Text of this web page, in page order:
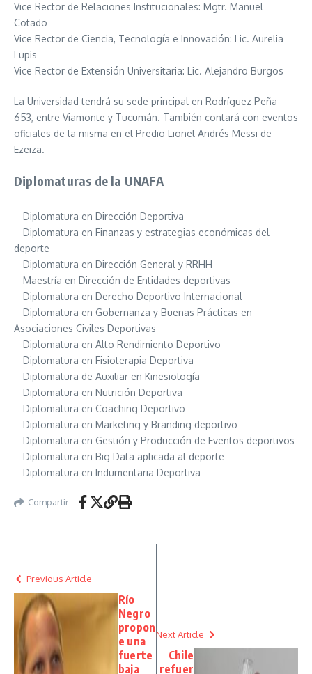
Vice Rector de Relaciones Institucionales: Mgtr. Manuel
Cotado
Vice Rector de Ciencia, Tecnología e Innovación: Lic. Aurelia
Lupis
Vice Rector de Extensión Universitaria: Lic. Alejandro Burgos
La Universidad tendrá su sede principal en Rodríguez Peña
653, entre Viamonte y Tucumán. También contará con eventos
oficiales de la misma en el Predio Lionel Andrés Messi de
Ezeiza.
Diplomaturas de la UNAFA
– Diplomatura en Dirección Deportiva
– Diplomatura en Finanzas y estrategias económicas del
deporte
– Diplomatura en Dirección General y RRHH
– Maestría en Dirección de Entidades deportivas
– Diplomatura en Derecho Deportivo Internacional
– Diplomatura en Gobernanza y Buenas Prácticas en
Asociaciones Civiles Deportivas
– Diplomatura en Alto Rendimiento Deportivo
– Diplomatura en Fisioterapia Deportiva
– Diplomatura de Auxiliar en Kinesiología
– Diplomatura en Nutrición Deportiva
– Diplomatura en Coaching Deportivo
– Diplomatura en Marketing y Branding deportivo
– Diplomatura en Gestión y Producción de Eventos deportivos
– Diplomatura en Big Data aplicada al deporte
– Diplomatura en Indumentaria Deportiva
Compartir
Previous Article
Río
Negro
propon
e una
fuerte
baja
Next Article
Chile
refuer